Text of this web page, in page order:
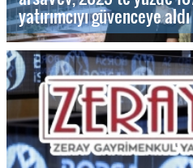
yatırımcıyı güvenceye aldı